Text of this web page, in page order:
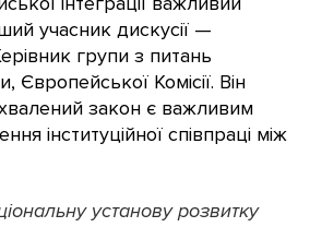
учасник дискусії —
групи з питань
Європейської Комісії. Він
закон є важливим
інституційної співпраці між
установу розвитку